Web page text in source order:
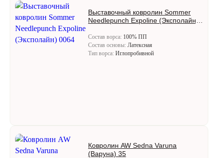
Выставочный ковролин Sommer
Needlepunch Expoline (Эксполайн)
Состав ворса: 100% ПП
Состав основы: Латексная
Тип ворса: Иглопробивной
Ковролин AW Sedna Varuna
(Варуна) 35